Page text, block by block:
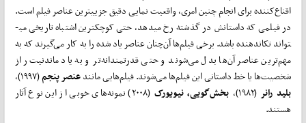
اقناع­‌کننده برای انجام چنین امری، واقعیت نمایی دقیق جزیی­ترین عناصر فیلم است.
در فیلمی که داستانش در گذشته رخ می­دهد، حتی کوچک­ترین اشتباه تاریخی می­
تواند تکان­دهنده باشد. برخی فیلم­‌ها آن‌چنان عناصر یاد شده را به کار می­‌گیرند که به
مهم­‌ترین عناصر آن‌ها بدل می­‌شوند و حتی قدرتمندانه‌­تر و به یاد ماندنی­ت‌ر از
شخصیت‌­ها یا خط داستانی این فیلم‌­ها می‌­شوند. فیلم­‌هایی مانندعنصر پنجم(۱۹۹۷)،
بلید رانر(۱۹۸۲)، بخش‌گویی، نیویورک
(۲۰۰۸) نمونه‌­های خوبی از این نوع آثار
هستند.